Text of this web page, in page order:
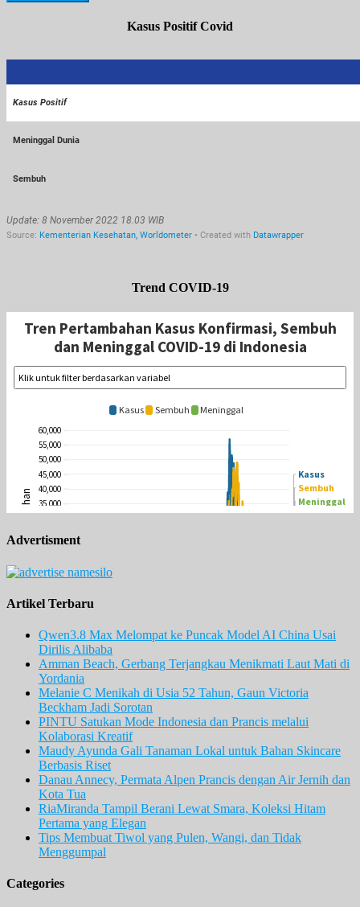
Kasus Positif Covid
Trend COVID-19
Advertisment
Artikel Terbaru
Qwen3.8 Max Melompat ke Puncak Model AI China Usai
Dirilis Alibaba
Amman Beach, Gerbang Terjangkau Menikmati Laut Mati di
Yordania
Melanie C Menikah di Usia 52 Tahun, Gaun Victoria
Beckham Jadi Sorotan
PINTU Satukan Mode Indonesia dan Prancis melalui
Kolaborasi Kreatif
Maudy Ayunda Gali Tanaman Lokal untuk Bahan Skincare
Berbasis Riset
Danau Annecy, Permata Alpen Prancis dengan Air Jernih dan
Kota Tua
RiaMiranda Tampil Berani Lewat Smara, Koleksi Hitam
Pertama yang Elegan
Tips Membuat Tiwol yang Pulen, Wangi, dan Tidak
Menggumpal
Categories